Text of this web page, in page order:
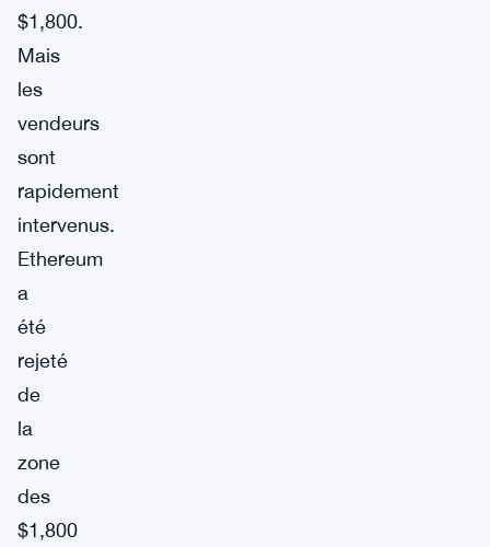
$1,800.
Mais
les
vendeurs
sont
rapidement
intervenus.
Ethereum
a
été
rejeté
de
la
zone
des
$1,800